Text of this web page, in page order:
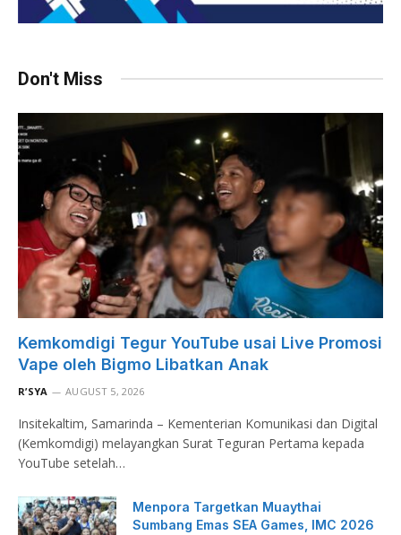
Don't Miss
Kemkomdigi Tegur YouTube usai Live Promosi
Vape oleh Bigmo Libatkan Anak
R’SYA AUGUST 5, 2026
Insitekaltim, Samarinda – Kementerian Komunikasi dan Digital
(Kemkomdigi) melayangkan Surat Teguran Pertama kepada
YouTube setelah…
Menpora Targetkan Muaythai
Sumbang Emas SEA Games, IMC 2026